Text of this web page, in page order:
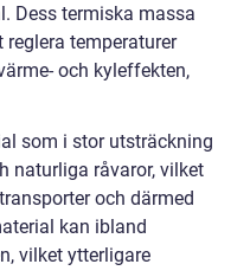
Dess termiska massa
temperaturer
och kyleffekten,
som i stor utsträckning
naturliga råvaror, vilket
och därmed
kan ibland
vilket ytterligare